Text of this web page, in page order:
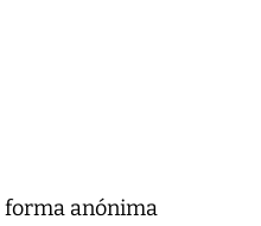
anónima